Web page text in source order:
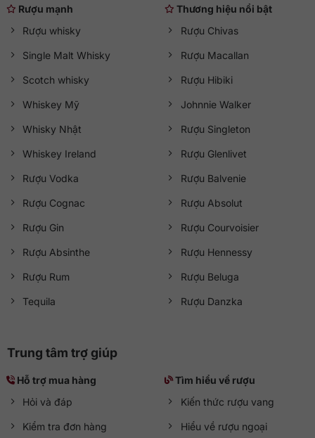
Rượu mạnh
Rượu whisky
Single Malt Whisky
Scotch whisky
Whiskey Mỹ
Whisky Nhật
Whiskey Ireland
Rượu Vodka
Rượu Cognac
Rượu Gin
Rượu Absinthe
Rượu Rum
Tequila
Thương hiệu nổi bật
Rượu Chivas
Rượu Macallan
Rượu Hibiki
Johnnie Walker
Rượu Singleton
Rượu Glenlivet
Rượu Balvenie
Rượu Absolut
Rượu Courvoisier
Rượu Hennessy
Rượu Beluga
Rượu Danzka
Trung tâm trợ giúp
Hỗ trợ mua hàng
Hỏi và đáp
Kiểm tra đơn hàng
Tìm hiểu về rượu
Kiến thức rượu vang
Hiểu về rượu ngoại